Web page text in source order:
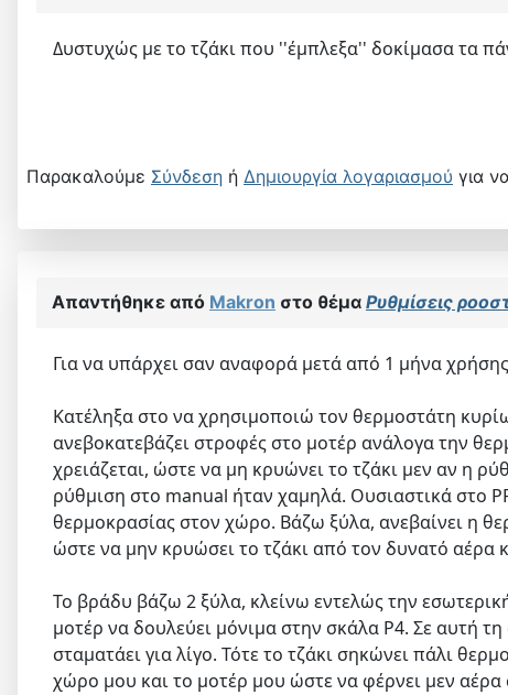
Δυστυχώς με το τζάκι που ''έμπλεξα'' δοκίμασα τα
Παρακαλούμε Σύνδεση ή Δημιουργία λογαριασμού για
Απαντήθηκε από Makron στο θέμα Ρυθμίσεις
Για να υπάρχει σαν αναφορά μετά από 1 μήνα
Κατέληξα στο να χρησιμοποιώ τον θερμοστάτη
ανεβοκατεβάζει στροφές στο μοτέρ ανάλογα την
χρειάζεται, ώστε να μη κρυώνει το τζάκι μεν αν η
ρύθμιση στο manual ήταν χαμηλά. Ουσιαστικά στο
θερμοκρασίας στον χώρο. Βάζω ξύλα, ανεβαίνει η
ώστε να μην κρυώσει το τζάκι από τον δυνατό αέρα
Το βράδυ βάζω 2 ξύλα, κλείνω εντελώς την
μοτέρ να δουλεύει μόνιμα στην σκάλα P4. Σε αυτή
σταματάει για λίγο. Τότε το τζάκι σηκώνει πάλι
χώρο μου και το μοτέρ μου ώστε να φέρνει μεν